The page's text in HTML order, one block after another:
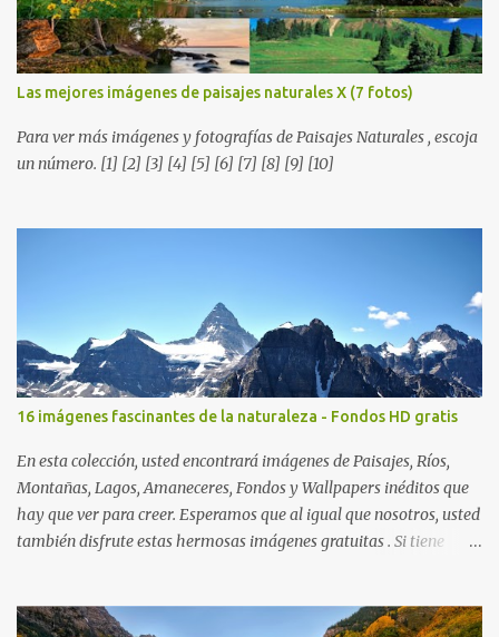
Las mejores imágenes de paisajes naturales X (7 fotos)
Para ver más imágenes y fotografías de Paisajes Naturales , escoja
un número. [1] [2] [3] [4] [5] [6] [7] [8] [9] [10]
16 imágenes fascinantes de la naturaleza - Fondos HD gratis
En esta colección, usted encontrará imágenes de Paisajes, Ríos,
Montañas, Lagos, Amaneceres, Fondos y Wallpapers inéditos que
hay que ver para creer. Esperamos que al igual que nosotros, usted
también disfrute estas hermosas imágenes gratuitas . Si tiene
de nuestra web, es; www.bancodeimagenesgratis.com Reciban mi